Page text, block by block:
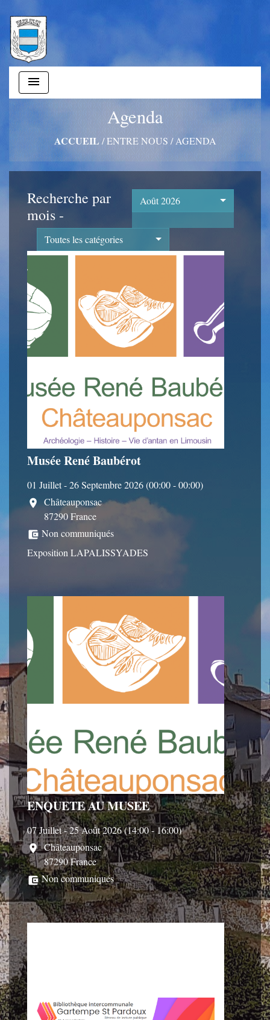
menu
Agenda
ACCUEIL /ENTRE NOUS /AGENDA
Recherche par
mois -
Août 2026
Toutes les catégories
Musée René Baubérot
01 Juillet - 26 Septembre 2026 (00:00 - 00:00)
location_on Châteauponsac
87290 France
account_balance_wallet Non communiqués
Exposition LAPALISSYADES
ENQUETE AU MUSEE
07 Juillet - 25 Août 2026 (14:00 - 16:00)
location_on Châteauponsac
87290 France
account_balance_wallet Non communiqués